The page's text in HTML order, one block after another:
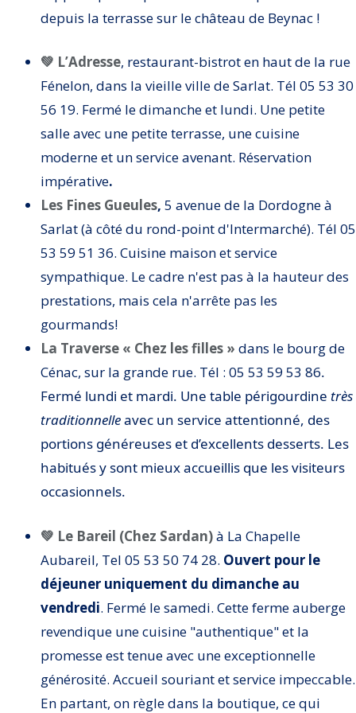
depuis la terrasse sur le château de Beynac !
💚 L’Adresse, restaurant-bistrot en haut de la rue
Fénelon, dans la vieille ville de Sarlat. Tél 05 53 30
56 19. Fermé le dimanche et lundi. Une petite
salle avec une petite terrasse, une cuisine
moderne et un service avenant. Réservation
impérative.
Les Fines Gueules, 5 avenue de la Dordogne à
Sarlat (à côté du rond-point d'Intermarché). Tél 05
53 59 51 36. Cuisine maison et service
sympathique. Le cadre n'est pas à la hauteur des
prestations, mais cela n'arrête pas les
gourmands!
La Traverse « Chez les filles » dans le bourg de
Cénac, sur la grande rue. Tél : 05 53 59 53 86.
Fermé lundi et mardi. Une table périgourdine très
traditionnelleavec un service attentionné, des
portions généreuses et d’excellents desserts. Les
habitués y sont mieux accueillis que les visiteurs
occasionnels.
💚 Le Bareil (Chez Sardan)à La Chapelle
Aubareil, Tel 05 53 50 74 28. Ouvert pour le
déjeuner uniquement du dimanche au
vendredi. Fermé le samedi. Cette ferme auberge
revendique une cuisine "authentique" et la
promesse est tenue avec une exceptionnelle
générosité. Accueil souriant et service impeccable.
En partant, on règle dans la boutique, ce qui